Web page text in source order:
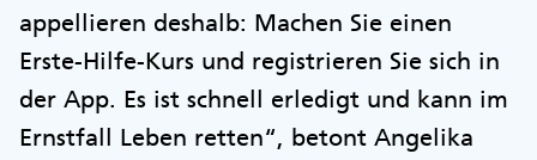
appellieren deshalb: Machen Sie einen
Erste-Hilfe-Kurs und registrieren Sie sich in
der App. Es ist schnell erledigt und kann im
Ernstfall Leben retten“, betont Angelika